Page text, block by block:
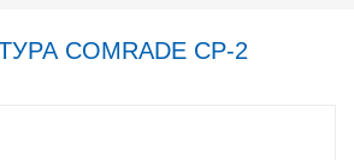
COMRADE CP-2